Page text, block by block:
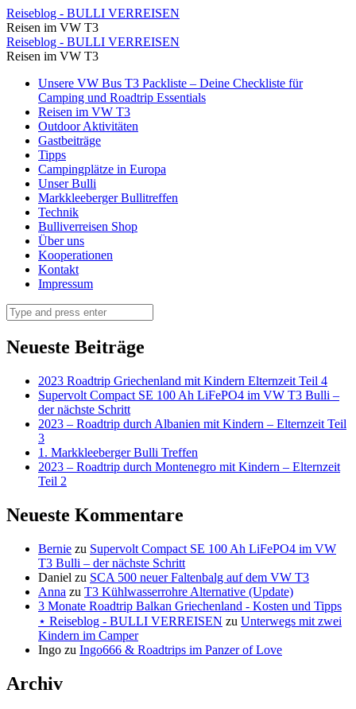
Parkplatz
am
Col
Aravis
Reiseblog
BULLI
VERREISEN
Reiseblog - BULLI VERREISEN
Reisen im VW T3
Parkplatz
am
Col
Aravis
Reiseblog
BULLI
VERREISEN
Reiseblog - BULLI VERREISEN
Reisen im VW T3
Skip
content
Unsere VW Bus T3 Packliste – Deine Checkliste für
Camping und Roadtrip Essentials
Reisen im VW T3
Outdoor Aktivitäten
Gastbeiträge
Tipps
Campingplätze in Europa
Unser Bulli
Markkleeberger Bullitreffen
Technik
Bulliverreisen Shop
Über uns
Kooperationen
Kontakt
Impressum
Search
Neueste Beiträge
2023 Roadtrip Griechenland mit Kindern Elternzeit Teil 4
Supervolt Compact SE 100 Ah LiFePO4 im VW T3 Bulli –
der nächste Schritt
2023 – Roadtrip durch Albanien mit Kindern – Elternzeit Teil
3
1. Markkleeberger Bulli Treffen
2023 – Roadtrip durch Montenegro mit Kindern – Elternzeit
Teil 2
Neueste Kommentare
Bernie zu Supervolt Compact SE 100 Ah LiFePO4 im VW
T3 Bulli – der nächste Schritt
Daniel zu SCA 500 neuer Faltenbalg auf dem VW T3
Anna zu T3 Kühlwasserrohre Alternative (Update)
3 Monate Roadtrip Balkan Griechenland - Kosten und Tipps
⋆ Reiseblog - BULLI VERREISEN zu Unterwegs mit zwei
Kindern im Camper
Ingo zu Ingo666 & Roadtrips im Panzer of Love
Archiv